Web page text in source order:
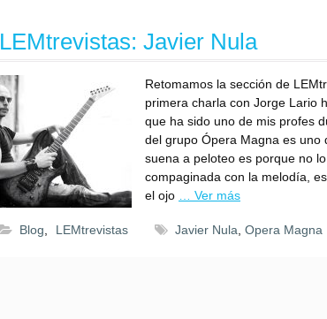
LEMtrevistas: Javier Nula
Retomamos la sección de
primera charla con Jorge Lario
que ha sido uno de mis profes
del grupo Ópera Magna es uno
suena a peloteo es porque no
compaginada con la melodía,
el ojo
… Ver más
Blog LEMtrevistas Javier Nula Opera Magna